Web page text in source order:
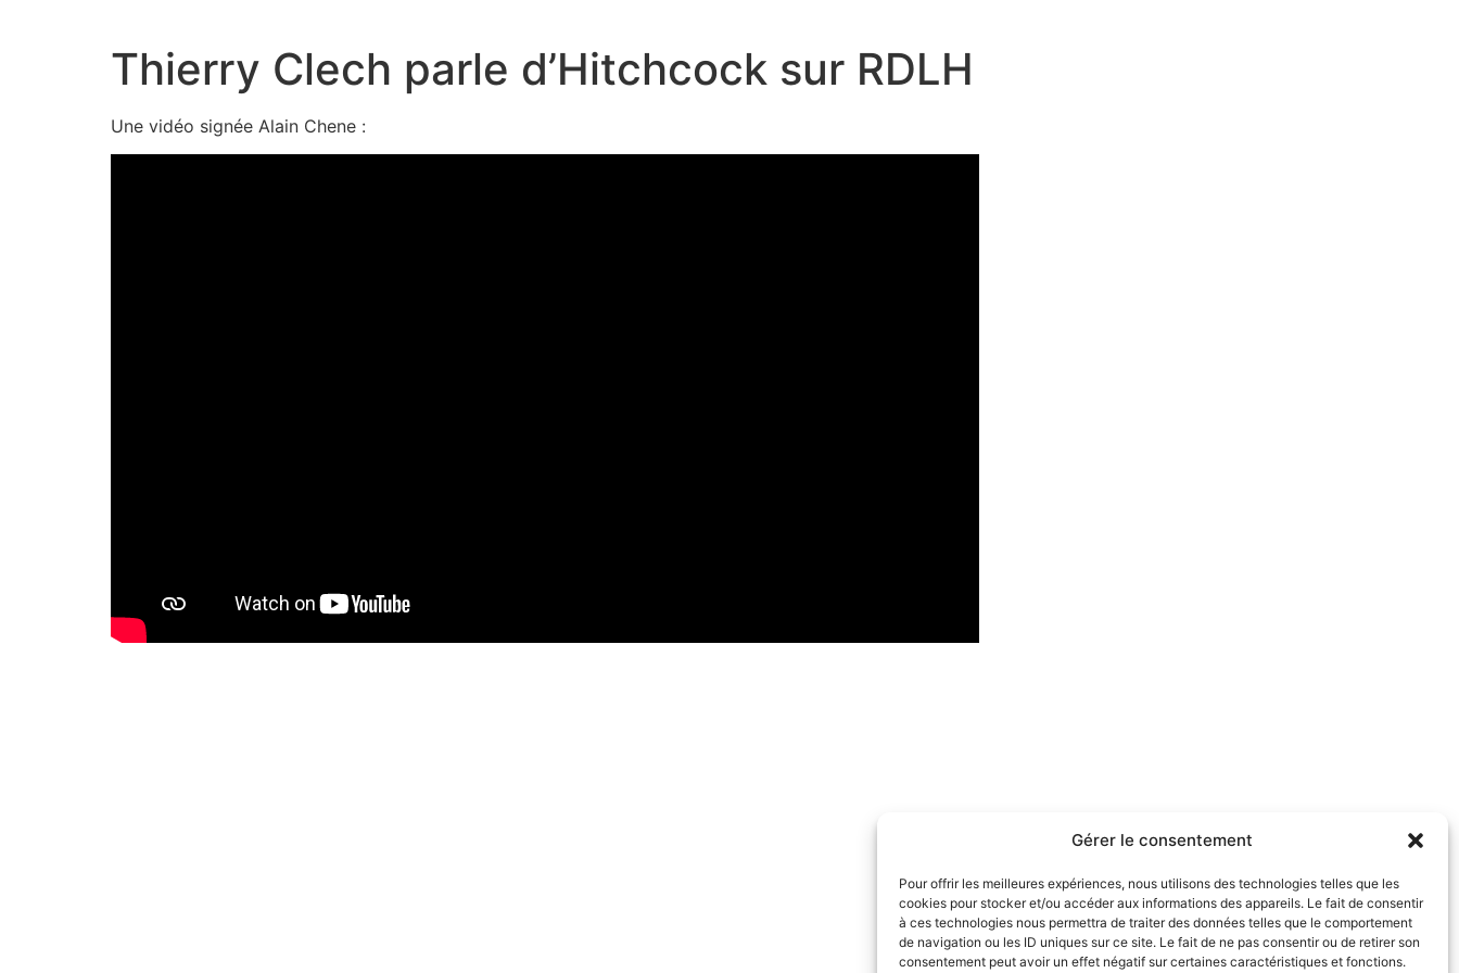
Gérer le consentement
Pour offrir les meilleures expériences, nous utilisons des technologies telles que les
cookies pour stocker et/ou accéder aux informations des appareils. Le fait de consentir
à ces technologies nous permettra de traiter des données telles que le comportement
de navigation ou les ID uniques sur ce site. Le fait de ne pas consentir ou de retirer son
consentement peut avoir un effet négatif sur certaines caractéristiques et fonctions.
Thierry Clech parle d’Hitchcock sur RDLH
Une vidéo signée Alain Chene :